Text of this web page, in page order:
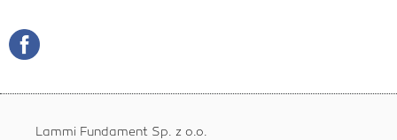
Lammi Fundament Sp. z o.o.